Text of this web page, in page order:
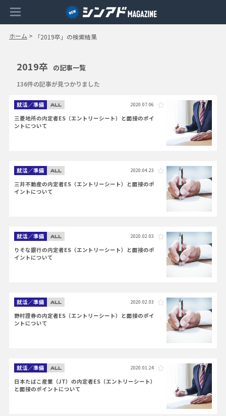
ホーム > 「2019卒」の検索結果
2019卒 の記事一覧
136件の記事が見つかりました
就活／準備 2020.07.06
三菱地所の内定者ES（エントリーシート）と面接のポイ
ントについて
就活／準備 2020.04.23
三井不動産の内定者ES（エントリーシート）と面接のポ
イントについて
就活／準備 2020.02.03
りそな銀行の内定者ES（エントリーシート）と面接のポ
イントについて
就活／準備 2020.02.03
野村證券の内定者ES（エントリーシート）と面接のポイ
ントについて
就活／準備 2020.01.24
日本たばこ産業（JT）の内定者ES（エントリーシート）
と面接のポイントについて